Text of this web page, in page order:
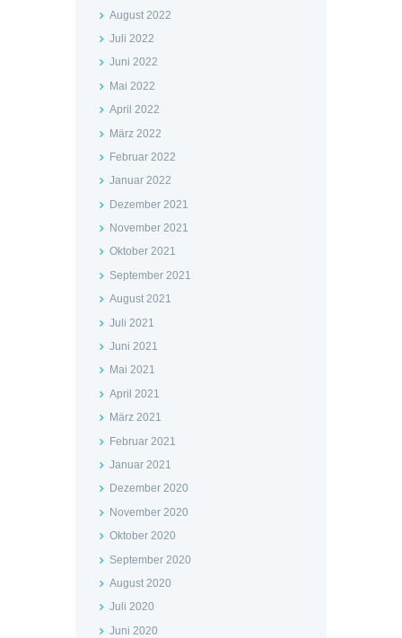
August 2022
Juli 2022
Juni 2022
Mai 2022
April 2022
März 2022
Februar 2022
Januar 2022
Dezember 2021
November 2021
Oktober 2021
September 2021
August 2021
Juli 2021
Juni 2021
Mai 2021
April 2021
März 2021
Februar 2021
Januar 2021
Dezember 2020
November 2020
Oktober 2020
September 2020
August 2020
Juli 2020
Juni 2020